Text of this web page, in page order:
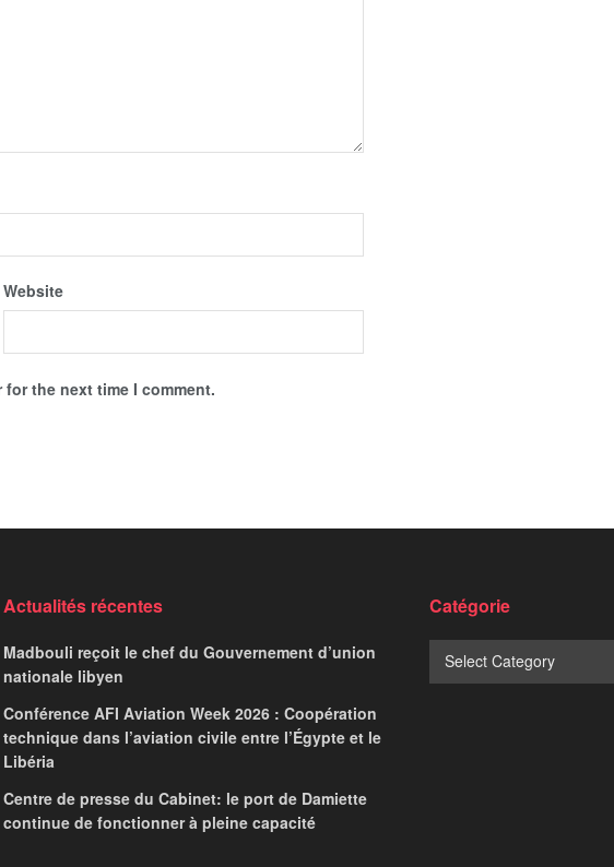
Website
the next time I comment.
routiers
Translate: